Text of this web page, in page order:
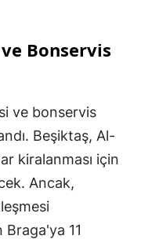
Bonservis
ve bonservis
Beşiktaş, Al-
kiralanması için
Ancak,
Braga'ya 11